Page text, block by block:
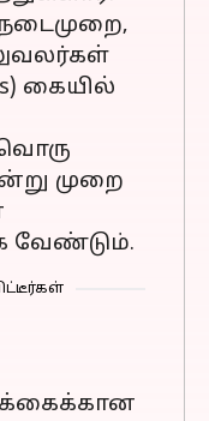
கையில்
முறை
வேண்டும்.